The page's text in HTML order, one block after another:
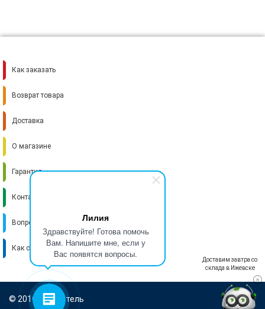
Лилия
Здравствуйте! Готова помочь
Вам. Напишите мне, если у
Вас появятся вопросы.
Доставим завтра со
склада в Ижевске
Как заказать
Возврат товара
Доставка
О магазине
Гарантия
Контакты
Вопрос-ответ
Как стать поставщиком
© 2016-2026 Итель